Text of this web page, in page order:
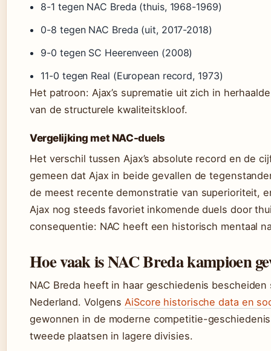
8-1 tegen NAC Breda (thuis, 1968-1969)
0-8 tegen NAC Breda (uit, 2017-2018)
9-0 tegen SC Heerenveen (2008)
11-0 tegen Real (European record, 1973)
Het patroon: Ajax’s suprematie uit zich in
van de structurele kwaliteitskloof.
Vergelijking met NAC-duels
Het verschil tussen Ajax’s absolute record en de
gemeen dat Ajax in beide gevallen de
de meest recente demonstratie van superioriteit,
Ajax nog steeds favoriet inkomende duels door
consequentie: NAC heeft een historisch mentaal
Hoe vaak is NAC Breda kampioen
NAC Breda heeft in haar geschiedenis
Nederland. VolgensAiScore historische data en
gewonnen in de moderne competitie-
tweede plaatsen in lagere divisies.